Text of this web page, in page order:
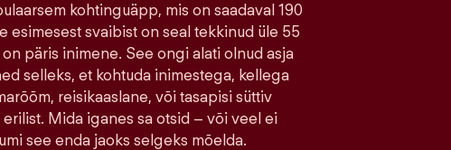
kohtinguäpp, mis on saadaval 190
esimesest svaibist on seal tekkinud üle 55
päris inimene. See ongi alati olnud asja
selleks, et kohtuda inimestega, kellega
reisikaaslane, või tasapisi süttiv
Mida iganes sa otsid – või veel ei
see enda jaoks selgeks mõelda.